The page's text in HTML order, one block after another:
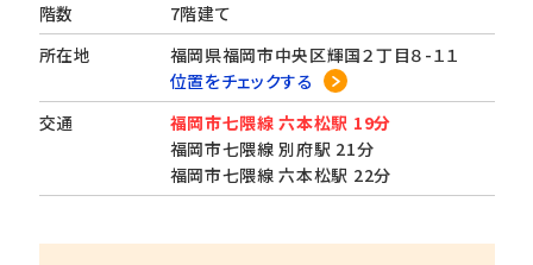
階数
7階建て
所在地
福岡県福岡市中央区輝国２丁目８-１１
位置をチェックする
交通
福岡市七隈線 六本松駅 19分
福岡市七隈線 別府駅 21分
福岡市七隈線 六本松駅 22分